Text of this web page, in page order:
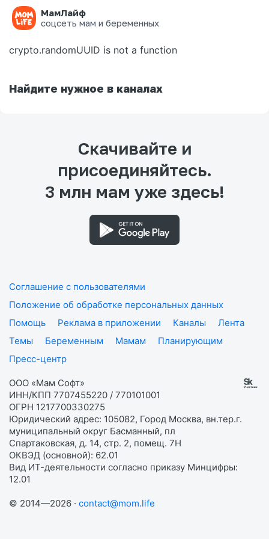
МамЛайф
соцсеть мам и беременных
Ошибка на странице
crypto.randomUUID is not a function
Найдите нужное в каналах
Скачивайте и
присоединяйтесь.
3 млн мам уже здесь!
Соглашение с пользователями
Положение об обработке персональных данных
Помощь
Реклама в приложении Каналы
Лента
Темы
Беременным Мамам
Планирующим
Пресс-центр
ООО «Мам Софт»
ИНН/КПП 7707455220 / 770101001
ОГРН 1217700330275
Юридический адрес: 105082, Город Москва, вн.тер.г.
муниципальный округ Басманный, пл
Спартаковская, д. 14, стр. 2, помещ. 7Н
ОКВЭД (основной): 62.01
Вид ИТ-деятельности согласно приказу Минцифры:
12.01
© 2014—2026 · contact@mom.life